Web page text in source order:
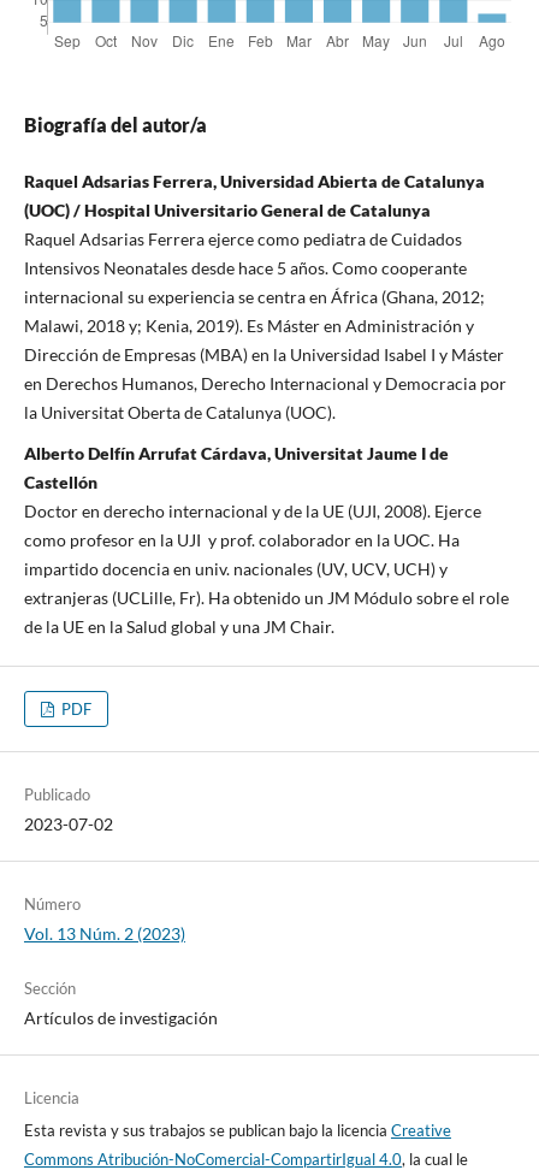
Biografía del autor/a
Raquel Adsarias Ferrera, Universidad Abierta de Catalunya
(UOC) / Hospital Universitario General de Catalunya
Raquel Adsarias Ferrera ejerce como pediatra de Cuidados
Intensivos Neonatales desde hace 5 años. Como cooperante
internacional su experiencia se centra en África (Ghana, 2012;
Malawi, 2018 y; Kenia, 2019). Es Máster en Administración y
Dirección de Empresas (MBA) en la Universidad Isabel I y Máster
en Derechos Humanos, Derecho Internacional y Democracia por
la Universitat Oberta de Catalunya (UOC).
Alberto Delfín Arrufat Cárdava, Universitat Jaume I de
Castellón
Doctor en derecho internacional y de la UE (UJI, 2008). Ejerce
como profesor en la UJI y prof. colaborador en la UOC. Ha
impartido docencia en univ. nacionales (UV, UCV, UCH) y
extranjeras (UCLille, Fr). Ha obtenido un JM Módulo sobre el role
de la UE en la Salud global y una JM Chair.
PDF
Publicado
2023-07-02
Número
Vol. 13 Núm. 2 (2023)
Sección
Artículos de investigación
Licencia
Esta revista y sus trabajos se publican bajo la licencia Creative
Commons Atribución-NoComercial-CompartirIgual 4.0, la cual le